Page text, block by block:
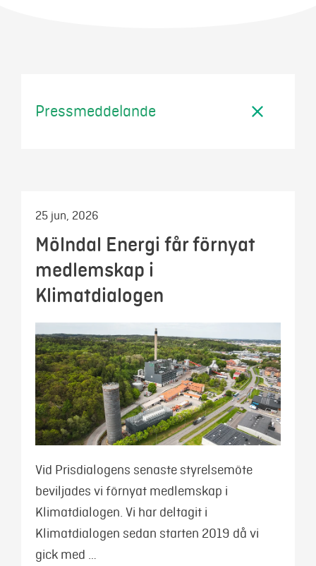
Pressmeddelande
25 jun, 2026
Mölndal Energi får förnyat
medlemskap i
Klimatdialogen
Vid Prisdialogens senaste styrelsemöte
beviljades vi förnyat medlemskap i
Klimatdialogen. Vi har deltagit i
Klimatdialogen sedan starten 2019 då vi
gick med …